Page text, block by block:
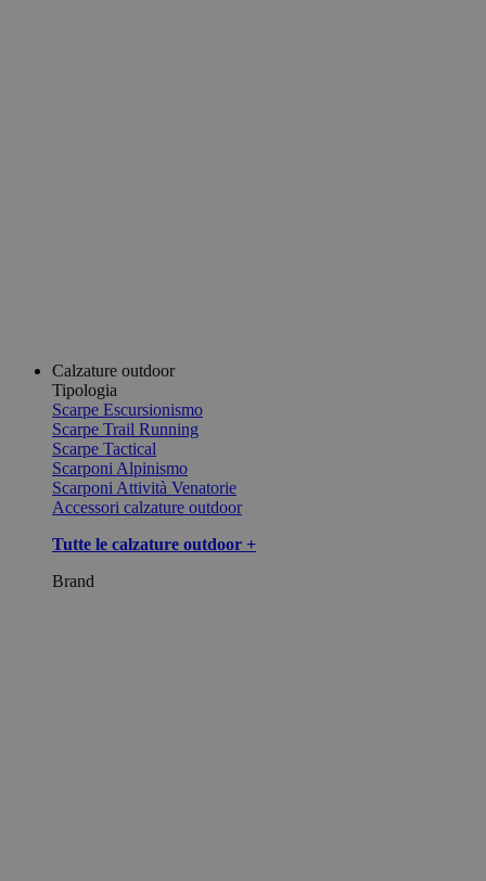
Calzature outdoor
Tipologia
Scarpe Escursionismo
Scarpe Trail Running
Scarpe Tactical
Scarponi Alpinismo
Scarponi Attività Venatorie
Accessori calzature outdoor
Tutte le calzature outdoor +
Brand